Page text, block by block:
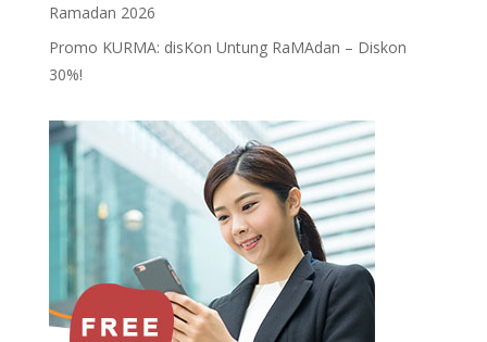
Ramadan 2026
Promo KURMA: disKon Untung RaMAdan – Diskon
30%!